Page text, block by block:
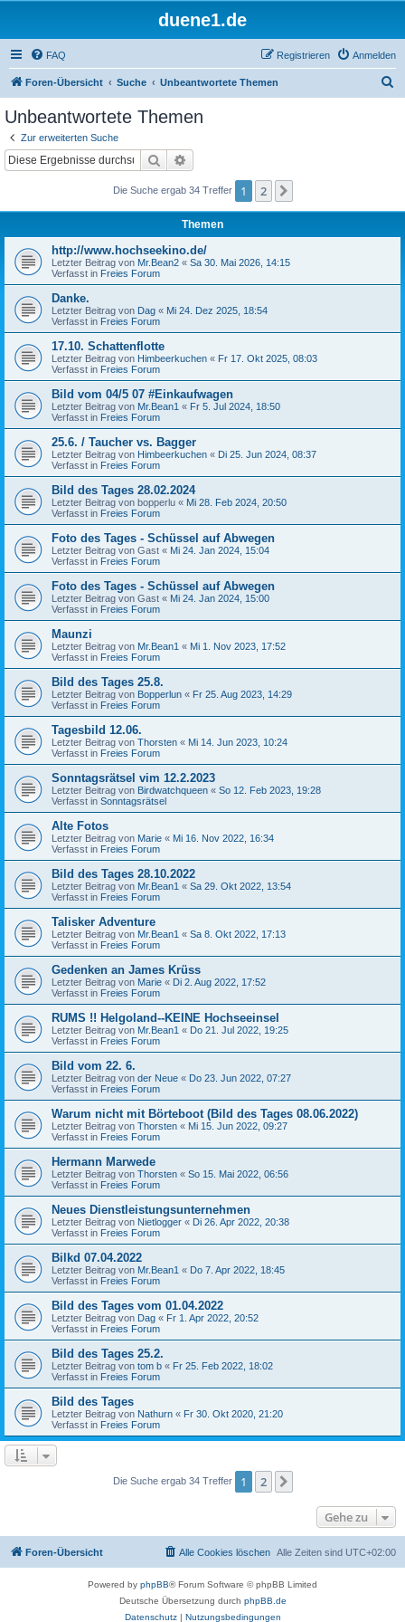
duene1.de
FAQ Anmelden
Registrieren
Foren-Übersicht Suche Unbeantwortete Themen
Unbeantwortete Themen
Zur erweiterten Suche
Suche
Die Suche ergab 34 Treffer 1 2
Themen
http://www.hochseekino.de/
Letzter Beitrag von Mr.Bean2 « Sa 30. Mai 2026, 14:15
Verfasst in Freies Forum
Danke.
Letzter Beitrag von Dag « Mi 24. Dez 2025, 18:54
Verfasst in Freies Forum
17.10. Schattenflotte
Letzter Beitrag von Himbeerkuchen « Fr 17. Okt 2025, 08:03
Verfasst in Freies Forum
Bild vom 04/5 07 #Einkaufwagen
Letzter Beitrag von Mr.Bean1 « Fr 5. Jul 2024, 18:50
Verfasst in Freies Forum
25.6. / Taucher vs. Bagger
Letzter Beitrag von Himbeerkuchen « Di 25. Jun 2024, 08:37
Verfasst in Freies Forum
Bild des Tages 28.02.2024
Letzter Beitrag von bopperlu « Mi 28. Feb 2024, 20:50
Verfasst in Freies Forum
Foto des Tages - Schüssel auf Abwegen
Letzter Beitrag von Gast « Mi 24. Jan 2024, 15:04
Verfasst in Freies Forum
Foto des Tages - Schüssel auf Abwegen
Letzter Beitrag von Gast « Mi 24. Jan 2024, 15:00
Verfasst in Freies Forum
Maunzi
Letzter Beitrag von Mr.Bean1 « Mi 1. Nov 2023, 17:52
Verfasst in Freies Forum
Bild des Tages 25.8.
Letzter Beitrag von Bopperlun « Fr 25. Aug 2023, 14:29
Verfasst in Freies Forum
Tagesbild 12.06.
Letzter Beitrag von Thorsten « Mi 14. Jun 2023, 10:24
Verfasst in Freies Forum
Sonntagsrätsel vim 12.2.2023
Letzter Beitrag von Birdwatchqueen « So 12. Feb 2023, 19:28
Verfasst in Sonntagsrätsel
Alte Fotos
Letzter Beitrag von Marie « Mi 16. Nov 2022, 16:34
Verfasst in Freies Forum
Bild des Tages 28.10.2022
Letzter Beitrag von Mr.Bean1 « Sa 29. Okt 2022, 13:54
Verfasst in Freies Forum
Talisker Adventure
Letzter Beitrag von Mr.Bean1 « Sa 8. Okt 2022, 17:13
Verfasst in Freies Forum
Gedenken an James Krüss
Letzter Beitrag von Marie « Di 2. Aug 2022, 17:52
Verfasst in Freies Forum
RUMS !! Helgoland--KEINE Hochseeinsel
Letzter Beitrag von Mr.Bean1 « Do 21. Jul 2022, 19:25
Verfasst in Freies Forum
Bild vom 22. 6.
Letzter Beitrag von der Neue « Do 23. Jun 2022, 07:27
Verfasst in Freies Forum
Warum nicht mit Börteboot (Bild des Tages 08.06.2022)
Letzter Beitrag von Thorsten « Mi 15. Jun 2022, 09:27
Verfasst in Freies Forum
Hermann Marwede
Letzter Beitrag von Thorsten « So 15. Mai 2022, 06:56
Verfasst in Freies Forum
Neues Dienstleistungsunternehmen
Letzter Beitrag von Nietlogger « Di 26. Apr 2022, 20:38
Verfasst in Freies Forum
Bilkd 07.04.2022
Letzter Beitrag von Mr.Bean1 « Do 7. Apr 2022, 18:45
Verfasst in Freies Forum
Bild des Tages vom 01.04.2022
Letzter Beitrag von Dag « Fr 1. Apr 2022, 20:52
Verfasst in Freies Forum
Bild des Tages 25.2.
Letzter Beitrag von tom b « Fr 25. Feb 2022, 18:02
Verfasst in Freies Forum
Bild des Tages
Letzter Beitrag von Nathurn « Fr 30. Okt 2020, 21:20
Verfasst in Freies Forum
Die Suche ergab 34 Treffer 1 2
Gehe zu
Foren-Übersicht Alle Zeiten sind UTC+02:00
Alle Cookies löschen
Powered by phpBB® Forum Software © phpBB Limited
Deutsche Übersetzung durch phpBB.de
Datenschutz| Nutzungsbedingungen